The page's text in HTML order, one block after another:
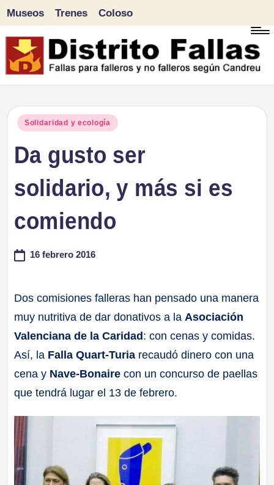
Saltar
al
Museos Trenes Coloso
Publicado
Solidaridad y ecología
Da gusto ser
solidario, y más si es
comiendo
16 febrero 2016
Dos comisiones falleras han pensado una manera
muy nutritiva de dar donativos a la Asociación
Valenciana de la Caridad: con cenas y comidas.
Así, la Falla Quart-Turia recaudó dinero con una
cena y Nave-Bonaire con un concurso de paellas
que tendrá lugar el 13 de febrero.